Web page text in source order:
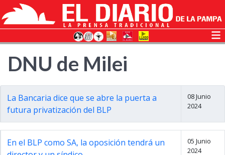
DNU de Milei
La Bancaria dice que se abre la puerta a
futura privatización del BLP
08 Junio
2024
En el BLP como SA, la oposición tendrá un
05 Junio
2024